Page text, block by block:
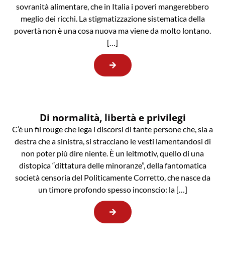
sovranità alimentare, che in Italia i poveri mangerebbero
meglio dei ricchi. La stigmatizzazione sistematica della
povertà non è una cosa nuova ma viene da molto lontano.
[…]
Di normalità, libertà e privilegi
C’è un fil rouge che lega i discorsi di tante persone che, sia a
destra che a sinistra, si stracciano le vesti lamentandosi di
non poter più dire niente. È un leitmotiv, quello di una
distopica “dittatura delle minoranze”, della fantomatica
società censoria del Politicamente Corretto, che nasce da
un timore profondo spesso inconscio: la […]